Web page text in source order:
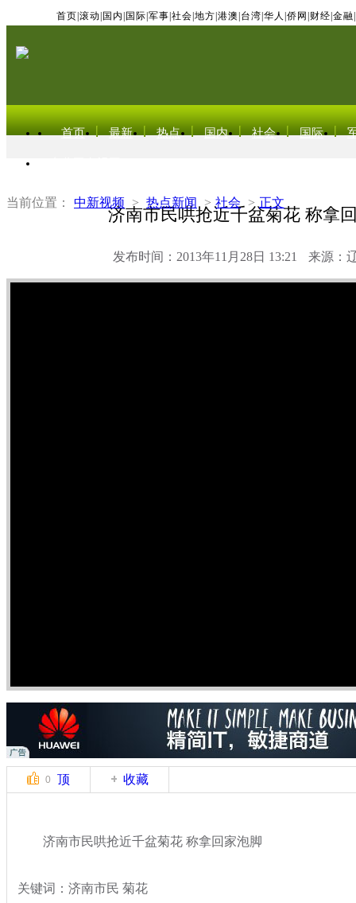
首页 滚动 国内 国际 军事 社会 地方 港澳 台湾 华人 侨网 财经 金融
首页 最新 热点 国内 社会 国际
当前位置： 中新视频 > 热点新闻 > 社会 > 正文
济南市民哄抢近千盆菊花 称拿
发布时间：2013年11月28日 13:21 来源：
0 顶 收藏
济南市民哄抢近千盆菊花 称拿回家泡脚
关键词：济南市民 菊花